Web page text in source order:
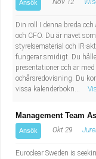
Ansök Nov 12
Din roll I denna breda
och CFO. Du är navet
styrelsematerial och IR-
fungerar smidigt. Du
presentationer och är
ochårsredovisning. Du
vissa kalenderbokn...
Management Team
Ansök Okt 29
Euroclear Sweden is